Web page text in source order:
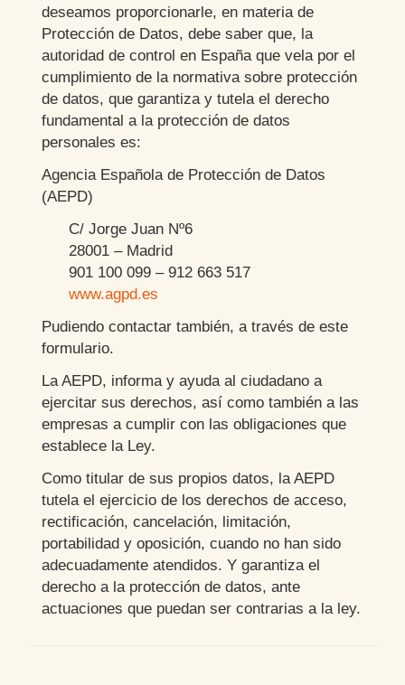
deseamos proporcionarle, en materia de
Protección de Datos, debe saber que, la
autoridad de control en España que vela por el
cumplimiento de la normativa sobre protección
de datos, que garantiza y tutela el derecho
fundamental a la protección de datos
personales es:
Agencia Española de Protección de Datos
(AEPD)
C/ Jorge Juan Nº6
28001 – Madrid
901 100 099 – 912 663 517
www.agpd.es
Pudiendo contactar también, a través de este
formulario.
La AEPD, informa y ayuda al ciudadano a
ejercitar sus derechos, así como también a las
empresas a cumplir con las obligaciones que
establece la Ley.
Como titular de sus propios datos, la AEPD
tutela el ejercicio de los derechos de acceso,
rectificación, cancelación, limitación,
portabilidad y oposición, cuando no han sido
adecuadamente atendidos. Y garantiza el
derecho a la protección de datos, ante
actuaciones que puedan ser contrarias a la ley.